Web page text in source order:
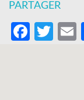
PARTAGER